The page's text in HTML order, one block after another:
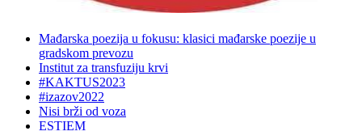
Mađarska poezija u fokusu: klasici mađarske poezije u
gradskom prevozu
Institut za transfuziju krvi
#KAKTUS2023
#izazov2022
Nisi brži od voza
ESTIEM